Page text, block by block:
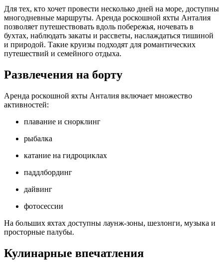
Для тех, кто хочет провести несколько дней на море, доступны
многодневные маршруты. Аренда роскошной яхты Анталия
позволяет путешествовать вдоль побережья, ночевать в
бухтах, наблюдать закаты и рассветы, наслаждаться тишиной
и природой. Такие круизы подходят для романтических
путешествий и семейного отдыха.
Развлечения на борту
Аренда роскошной яхты Анталия включает множество
активностей:
плавание и снорклинг
рыбалка
катание на гидроциклах
паддлбординг
дайвинг
фотосессии
На больших яхтах доступны лаунж‑зоны, шезлонги, музыка и
просторные палубы.
Кулинарные впечатления